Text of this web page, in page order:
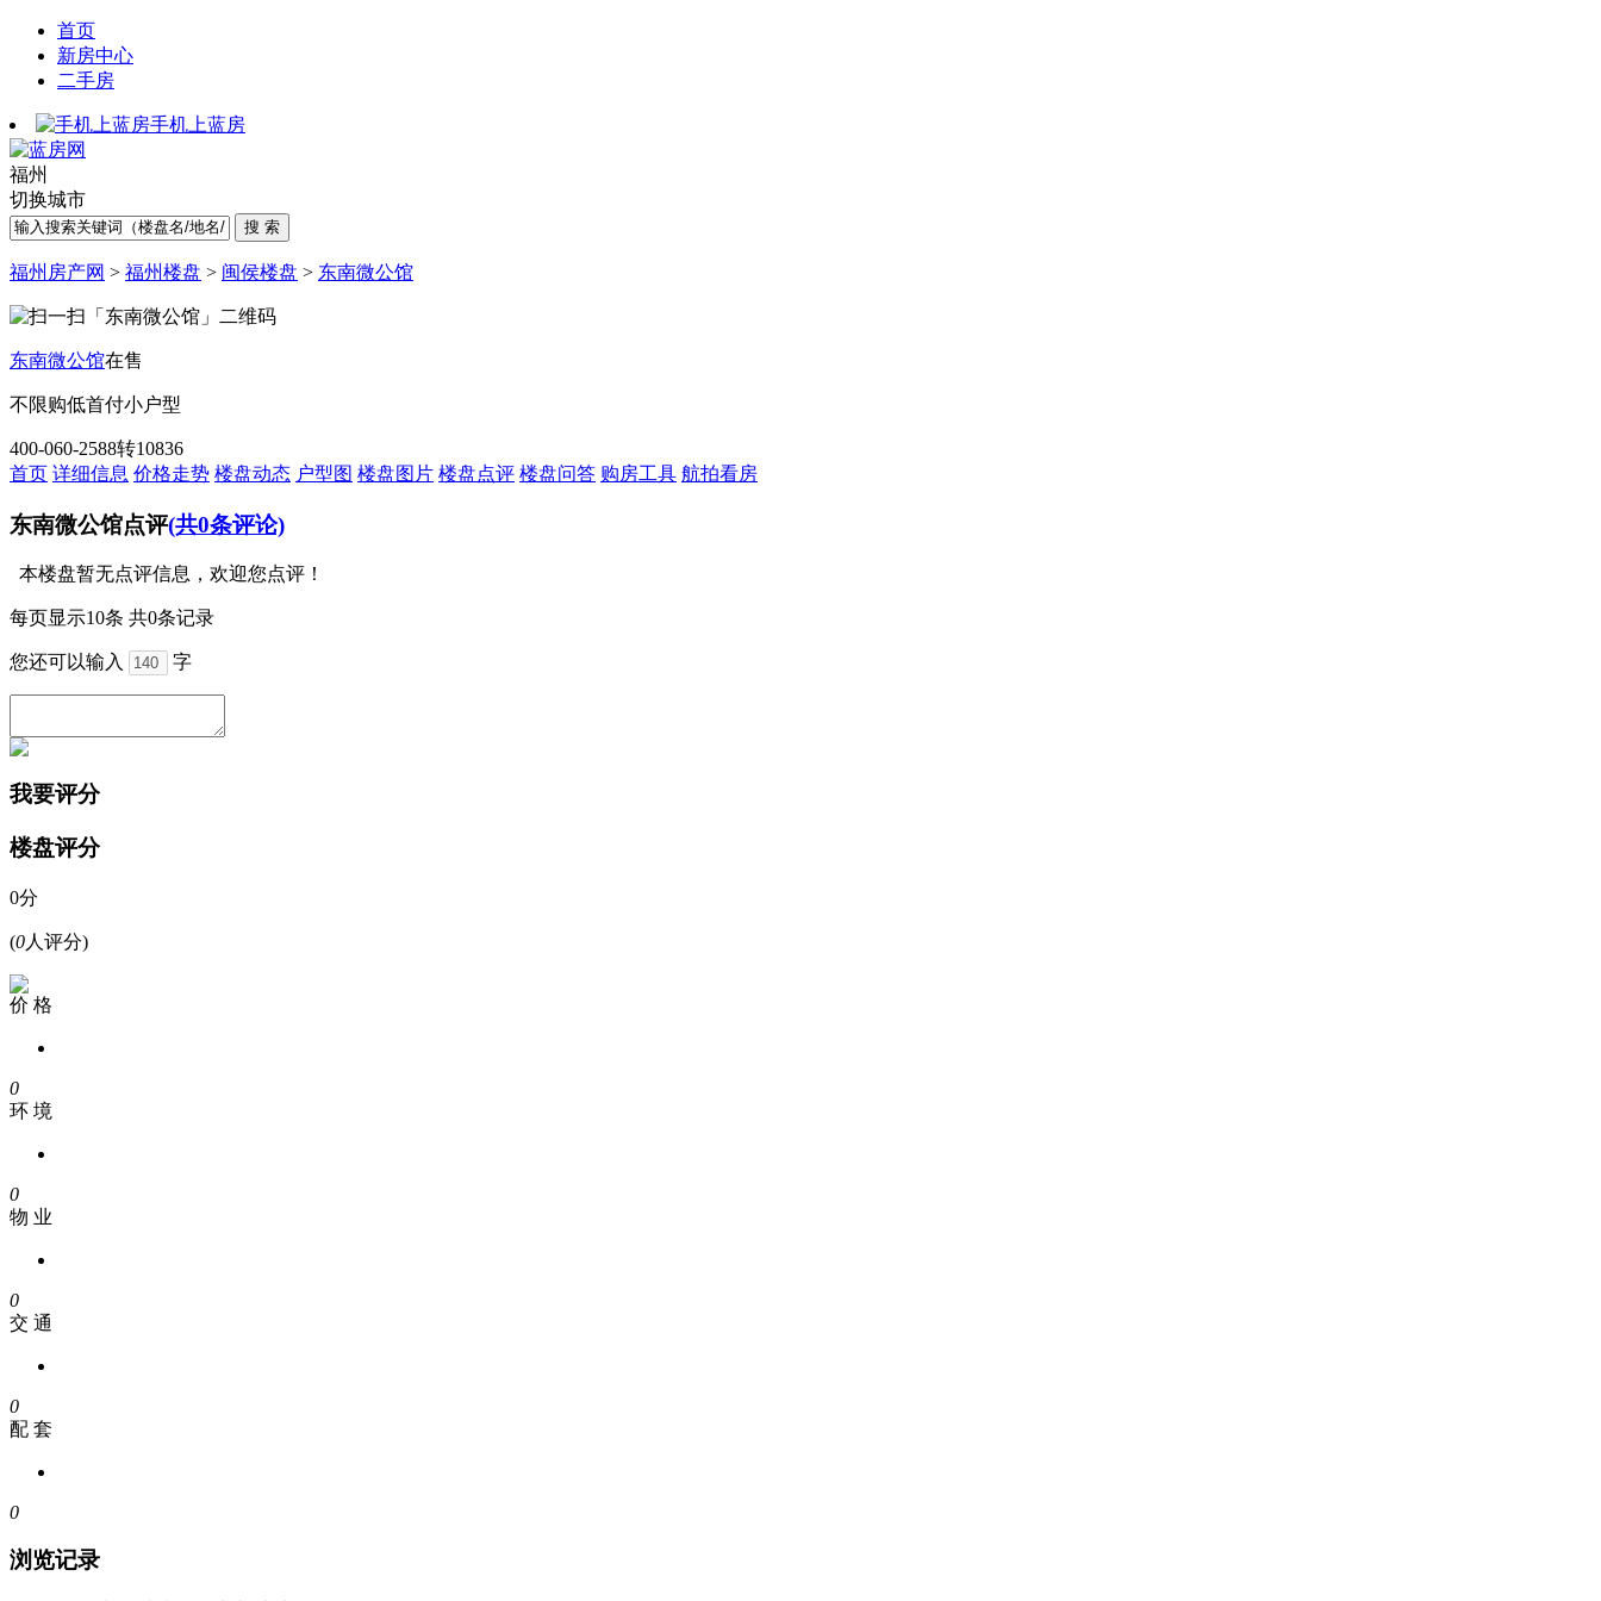
首页
新房中心
二手房
手机上蓝房
福州
切换城市
福州房产网 > 福州楼盘 > 闽侯楼盘 > 东南微公馆
东南微公馆在售
不限购低首付小户型
400-060-2588转10836
首页 详细信息 价格走势 楼盘动态 户型图 楼盘图片 楼盘点评 楼盘问答 购房工具 航拍看房
东南微公馆点评(共0条评论)
本楼盘暂无点评信息，欢迎您点评！
每页显示10条 共0条记录
您还可以输入 字
我要评分
楼盘评分
0分
(0人评分)
价 格
0
环 境
0
物 业
0
交 通
0
配 套
0
浏览记录